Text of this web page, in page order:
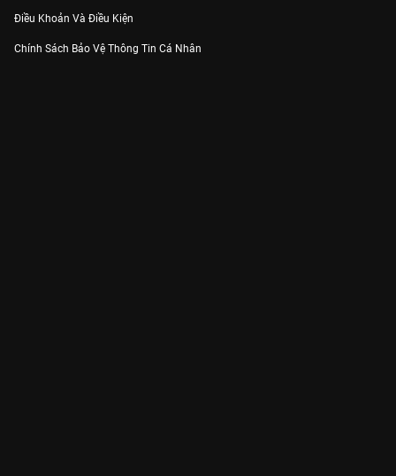
Điều Khoản Và Điều Kiện
Chính Sách Bảo Vệ Thông Tin Cá Nhân